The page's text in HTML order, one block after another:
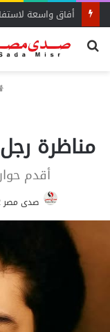
بحث
مناظرة رجل
أقدم
صدى مصر 2